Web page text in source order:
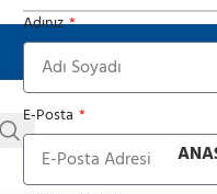
FMCG
Adınız
E-Posta